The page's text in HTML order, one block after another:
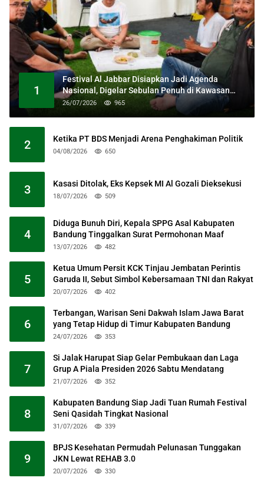
1
Festival Al Jabbar Disiapkan Jadi Agenda
Nasional, Digelar Sebulan Penuh di Kawasan
Masjid Raya Al Jabbar
26/07/2026 965
2 Ketika PT BDS Menjadi Arena Penghakiman Politik
04/08/2026 650
3 Kasasi Ditolak, Eks Kepsek MI Al Gozali Dieksekusi
18/07/2026 509
4
Diduga Bunuh Diri, Kepala SPPG Asal Kabupaten
Bandung Tinggalkan Surat Permohonan Maaf
13/07/2026 482
5
Ketua Umum Persit KCK Tinjau Jembatan Perintis
Garuda II, Sebut Simbol Kebersamaan TNI dan Rakyat
20/07/2026 402
6
Terbangan, Warisan Seni Dakwah Islam Jawa Barat
yang Tetap Hidup di Timur Kabupaten Bandung
24/07/2026 353
7
Si Jalak Harupat Siap Gelar Pembukaan dan Laga
Grup A Piala Presiden 2026 Sabtu Mendatang
21/07/2026 352
8
Kabupaten Bandung Siap Jadi Tuan Rumah Festival
Seni Qasidah Tingkat Nasional
31/07/2026 339
9
BPJS Kesehatan Permudah Pelunasan Tunggakan
JKN Lewat REHAB 3.0
20/07/2026 330